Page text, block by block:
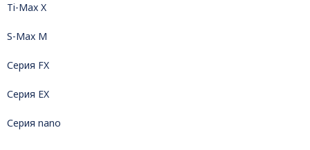
Ti-Max X
S-Max M
Серия FX
Серия EX
Серия nano